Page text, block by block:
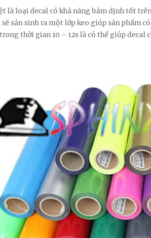
là loại decal có khả năng bám dịnh tốt
sản sinh ra một lớp keo giúp sản phẩm
thời gian 10 – 12s là có thể giúp